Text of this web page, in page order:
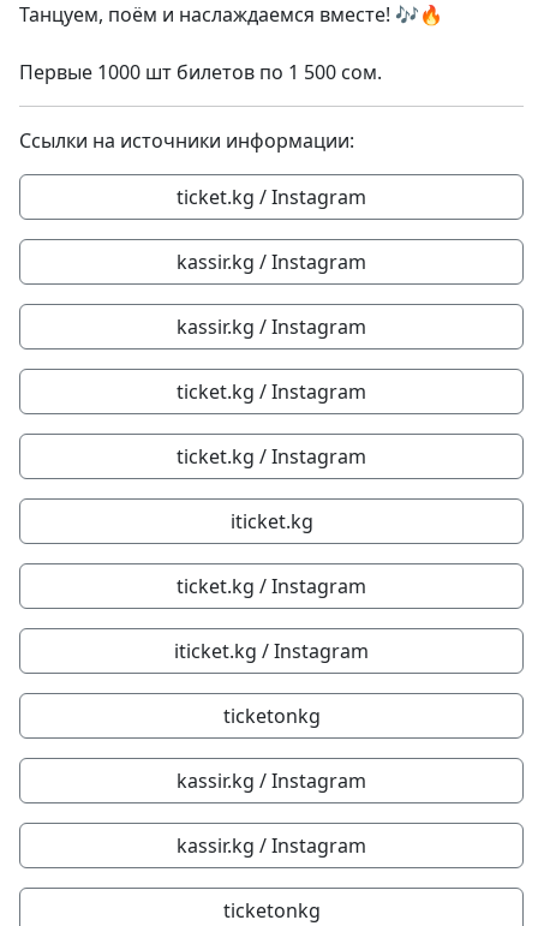
Танцуем, поём и наслаждаемся вместе! 🎶🔥
Первые 1000 шт билетов по 1 500 сом.
Ссылки на источники информации:
ticket.kg / Instagram
kassir.kg / Instagram
kassir.kg / Instagram
ticket.kg / Instagram
ticket.kg / Instagram
iticket.kg
ticket.kg / Instagram
iticket.kg / Instagram
ticketonkg
kassir.kg / Instagram
kassir.kg / Instagram
ticketonkg